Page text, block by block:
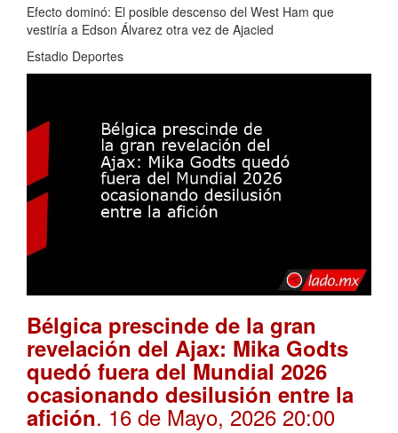
Efecto dominó: El posible descenso del West Ham que
vestiría a Edson Álvarez otra vez de Ajacied
Estadio Deportes
Bélgica prescinde de la gran
revelación del Ajax: Mika Godts
quedó fuera del Mundial 2026
ocasionando desilusión entre la
afición. 16 de Mayo, 2026 20:00